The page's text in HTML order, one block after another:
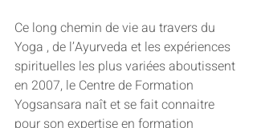
Ce long chemin de vie au travers du
Yoga , de l’Ayurveda et les expériences
spirituelles les plus variées aboutissent
en 2007, le Centre de Formation
Yogsansara naît et se fait connaitre
pour son expertise en formation